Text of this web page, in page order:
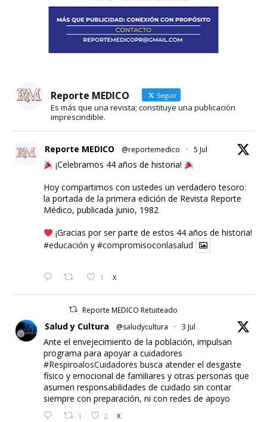
Reporte MEDICO Seguir
Es más que una revista; constituye una publicación
imprescindible.
Reporte MEDICO @reportemedico · 5 Jul
¡Celebramos 44 años de historia!
Hoy compartimos con ustedes un verdadero tesoro:
la portada de la primera edición de Revista Reporte
Médico, publicada junio, 1982
¡Gracias por ser parte de estos 44 años de historia!
#educación y #compromisoconlasalud
1 X
Reporte MEDICO Retuiteado
Salud y Cultura @saludycultura · 3 Jul
Ante el envejecimiento de la población, impulsan
programa para apoyar a cuidadores
#RespiroalosCuidadores busca atender el desgaste
físico y emocional de familiares y otras personas que
asumen responsabilidades de cuidado sin contar
siempre con preparación, ni con redes de apoyo
1 2 X